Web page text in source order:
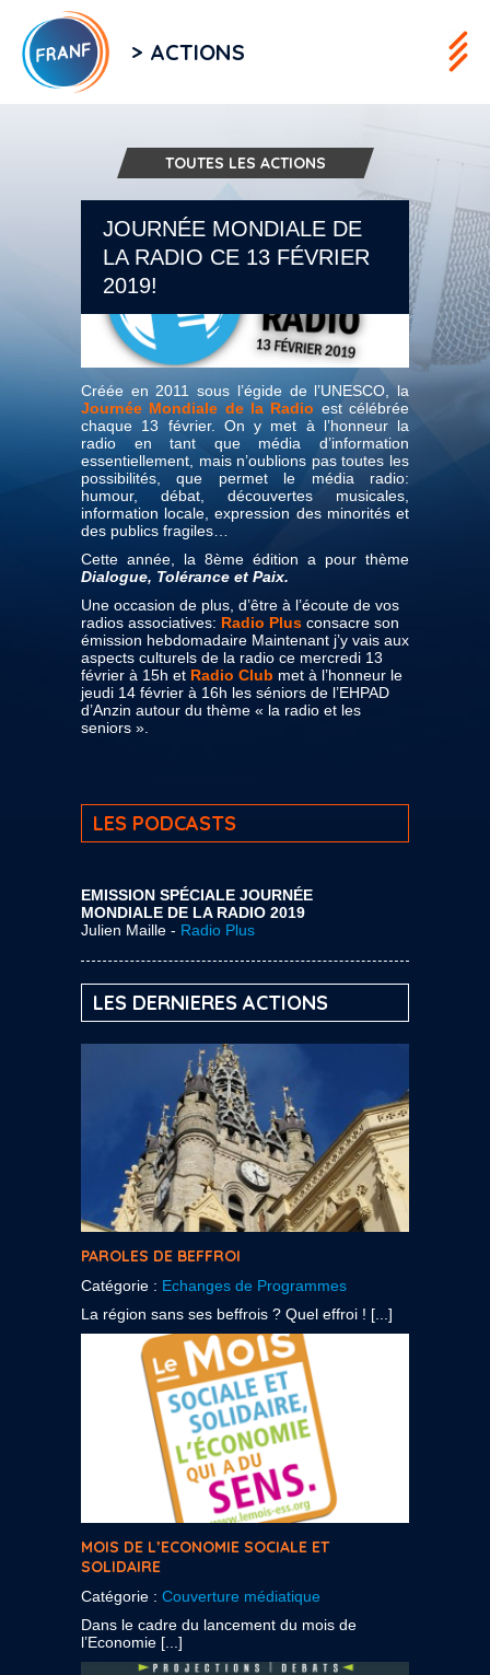
> ACTIONS
TOUTES LES ACTIONS
JOURNÉE MONDIALE DE
LA RADIO CE 13 FÉVRIER
2019!
Créée en 2011 sous l’égide de l’UNESCO, la
Journée Mondiale de la Radio est célébrée
chaque 13 février. On y met à l’honneur la
radio en tant que média d’information
essentiellement, mais n’oublions pas toutes les
possibilités, que permet le média radio:
humour, débat, découvertes musicales,
information locale, expression des minorités et
des publics fragiles…
Cette année, la 8ème édition a pour thème
Dialogue, Tolérance et Paix.
Une occasion de plus, d’être à l’écoute de vos
radios associatives: Radio Plus consacre son
émission hebdomadaire Maintenant j’y vais aux
aspects culturels de la radio ce mercredi 13
février à 15h et Radio Club met à l’honneur le
jeudi 14 février à 16h les séniors de l’EHPAD
d’Anzin autour du thème « la radio et les
seniors ».
LES PODCASTS
EMISSION SPÉCIALE JOURNÉE
MONDIALE DE LA RADIO 2019
Julien Maille - Radio Plus
LES DERNIERES ACTIONS
PAROLES DE BEFFROI
Catégorie : Echanges de Programmes
La région sans ses beffrois ? Quel effroi ! [...]
MOIS DE L’ECONOMIE SOCIALE ET
SOLIDAIRE
Catégorie : Couverture médiatique
Dans le cadre du lancement du mois de
l’Economie [...]